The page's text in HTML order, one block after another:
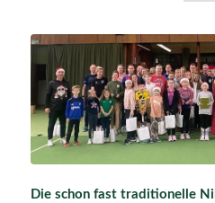
Die schon fast traditionelle